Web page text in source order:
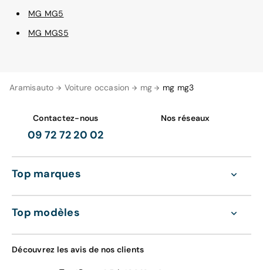
Aramisauto Voiture occasion mg mg mg3
MG MG5
MG MGS5
Contactez-nous
09 72 72 20 02
Nos réseaux
Top marques
Top modèles
Découvrez les avis de nos clients